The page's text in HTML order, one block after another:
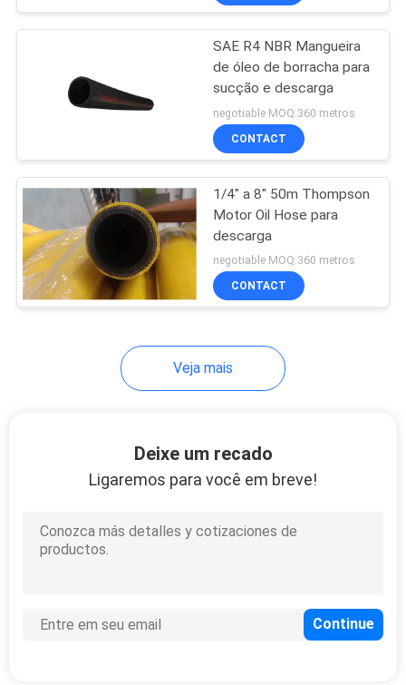
Mangueira de
borracha resistente
a produtos
químicos
SAE R4 NBR Mangueira
de óleo de borracha para
sucção e descarga
negotiable MOQ:360 metros
CONTACT
1/4" a 8" 50m Thompson
Motor Oil Hose para
descarga
negotiable MOQ:360 metros
CONTACT
Veja mais
Deixe um recado
Ligaremos para você em breve!